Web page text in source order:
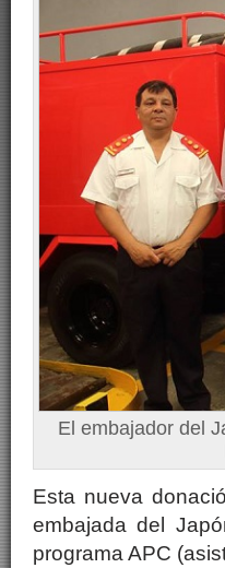
El embajador del
Esta nueva
embajada del
programa APC